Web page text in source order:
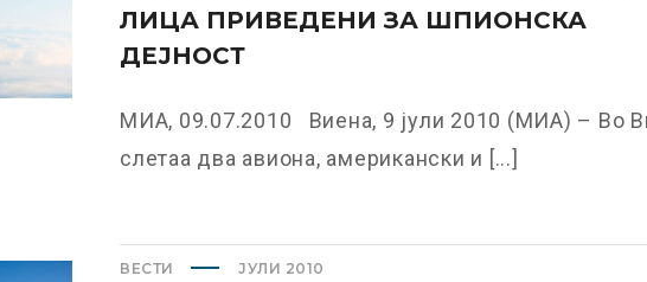
ЛИЦА ПРИВЕДЕНИ ЗА ШПИОНСКА
ДЕЈНОСТ
МИА, 09.07.2010 Виена, 9 јули 2010 (МИА) – Во
слетаа два авиона, американски и [...]
ВЕСТИ ЈУЛИ 2010